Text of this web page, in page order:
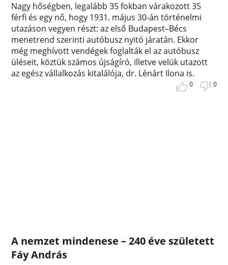
Nagy hőségben, legalább 35 fokban várakozott 35
férfi és egy nő, hogy 1931. május 30-án történelmi
utazáson vegyen részt: az első Budapest–Bécs
menetrend szerinti autóbusz nyitó járatán. Ekkor
még meghívott vendégek foglalták el az autóbusz
üléseit, köztük számos újságíró, illetve velük utazott
az egész vállalkozás kitalálója, dr. Lénárt Ilona is.
0 0
A nemzet mindenese – 240 éve született
Fáy András